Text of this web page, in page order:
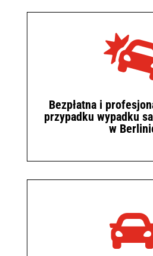
Bezpłatna i
przypadku wypadku
w